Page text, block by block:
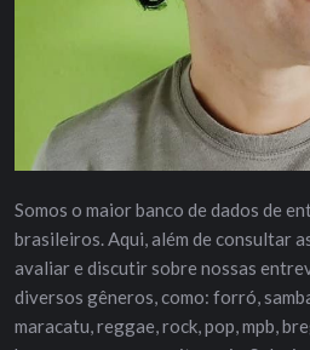
Somos o maior banco de dados de
brasileiros. Aqui, além de consultar
avaliar e discutir sobre nossas
diversos gêneros, como: forró,
maracatu, reggae, rock, pop, mpb,